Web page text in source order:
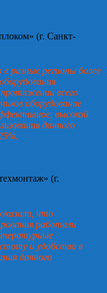
(г. Санкт-
разные регионы более
всего
оборудование
высокой
данного
(г.
что
работали
и удобство в
данного